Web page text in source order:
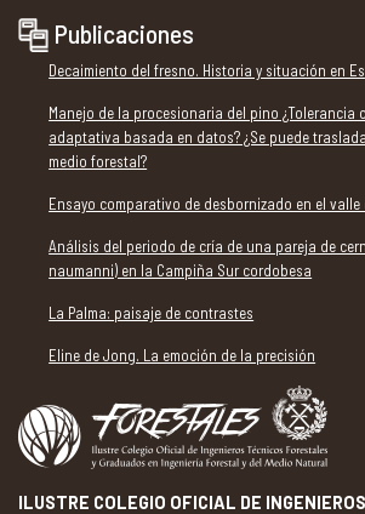
Publicaciones
Decaimiento del fresno. Historia y situación en
Manejo de la procesionaria del pino ¿Tolerancia
adaptativa basada en datos? ¿Se puede
medio forestal?
Ensayo comparativo de desbornizado en el valle
Análisis del periodo de cría de una pareja de
naumanni) en la Campiña Sur cordobesa
La Palma: paisaje de contrastes
Eline de Jong. La emoción de la precisión
ILUSTRE COLEGIO OFICIAL DE